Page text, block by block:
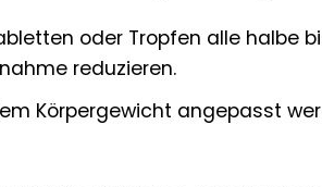
oder Tropfen alle halbe
reduzieren.
Körpergewicht angepasst